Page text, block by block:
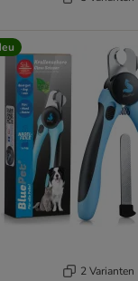
2 Varianten